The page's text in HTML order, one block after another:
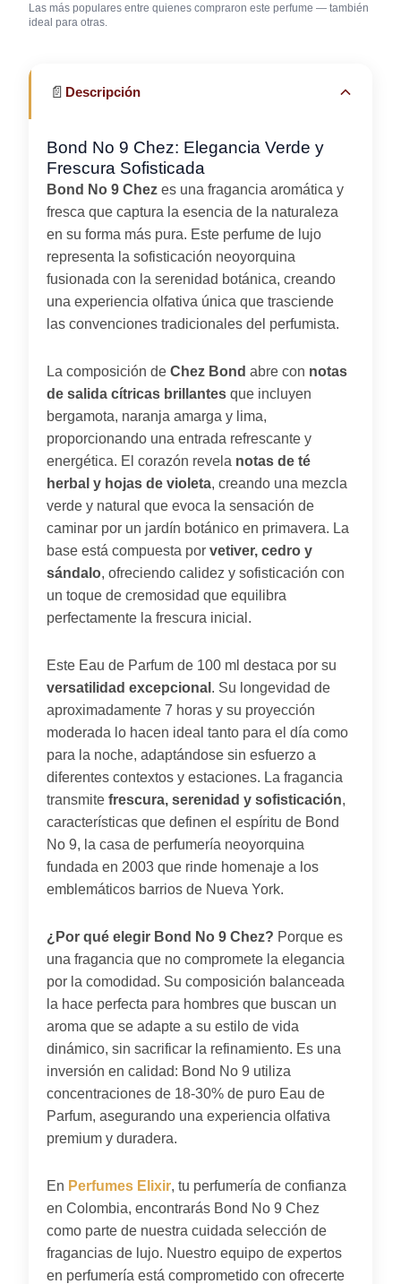
Las más populares entre quienes compraron este perfume — también
ideal para otras.
Día caluroso /
clima cálido
📄 Descripción
Bond No 9 Chez: Elegancia Verde y
Frescura Sofisticada
Bond No 9 Chez es una fragancia aromática y
fresca que captura la esencia de la naturaleza
en su forma más pura. Este perfume de lujo
representa la sofisticación neoyorquina
fusionada con la serenidad botánica, creando
una experiencia olfativa única que trasciende
las convenciones tradicionales del perfumista.
La composición de Chez Bond abre con notas
de salida cítricas brillantes que incluyen
bergamota, naranja amarga y lima,
proporcionando una entrada refrescante y
energética. El corazón revela notas de té
herbal y hojas de violeta, creando una mezcla
verde y natural que evoca la sensación de
caminar por un jardín botánico en primavera. La
base está compuesta por vetiver, cedro y
sándalo, ofreciendo calidez y sofisticación con
un toque de cremosidad que equilibra
perfectamente la frescura inicial.
Este Eau de Parfum de 100 ml destaca por su
versatilidad excepcional . Su longevidad de
aproximadamente 7 horas y su proyección
moderada lo hacen ideal tanto para el día como
para la noche, adaptándose sin esfuerzo a
diferentes contextos y estaciones. La fragancia
transmite frescura, serenidad y sofisticación,
características que definen el espíritu de Bond
No 9, la casa de perfumería neoyorquina
fundada en 2003 que rinde homenaje a los
emblemáticos barrios de Nueva York.
¿Por qué elegir Bond No 9 Chez? Porque es
una fragancia que no compromete la elegancia
por la comodidad. Su composición balanceada
la hace perfecta para hombres que buscan un
aroma que se adapte a su estilo de vida
dinámico, sin sacrificar la refinamiento. Es una
inversión en calidad: Bond No 9 utiliza
concentraciones de 18-30% de puro Eau de
Parfum, asegurando una experiencia olfativa
premium y duradera.
En Perfumes Elixir, tu perfumería de confianza
en Colombia, encontrarás Bond No 9 Chez
como parte de nuestra cuidada selección de
fragancias de lujo. Nuestro equipo de expertos
en perfumería está comprometido con ofrecerte